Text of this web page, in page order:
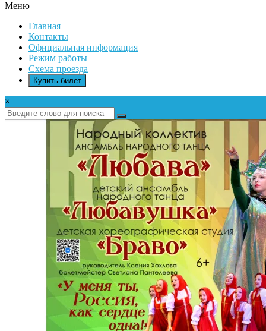
ИКАР
Меню
Главная
Контакты
Официальная информация
Режим работы
Схема проезда
Купить билет
×